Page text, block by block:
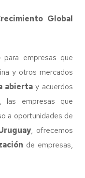
Global
para empresas que
y otros mercados
abiertay acuerdos
las empresas que
a oportunidades de
, ofrecemos
de empresas,